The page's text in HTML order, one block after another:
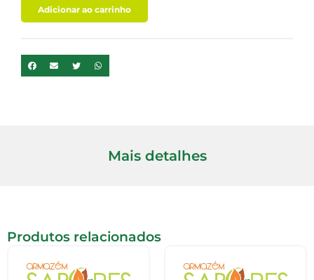
HELENA
20g
Adicionar ao carrinho
Mais detalhes
Produtos relacionados